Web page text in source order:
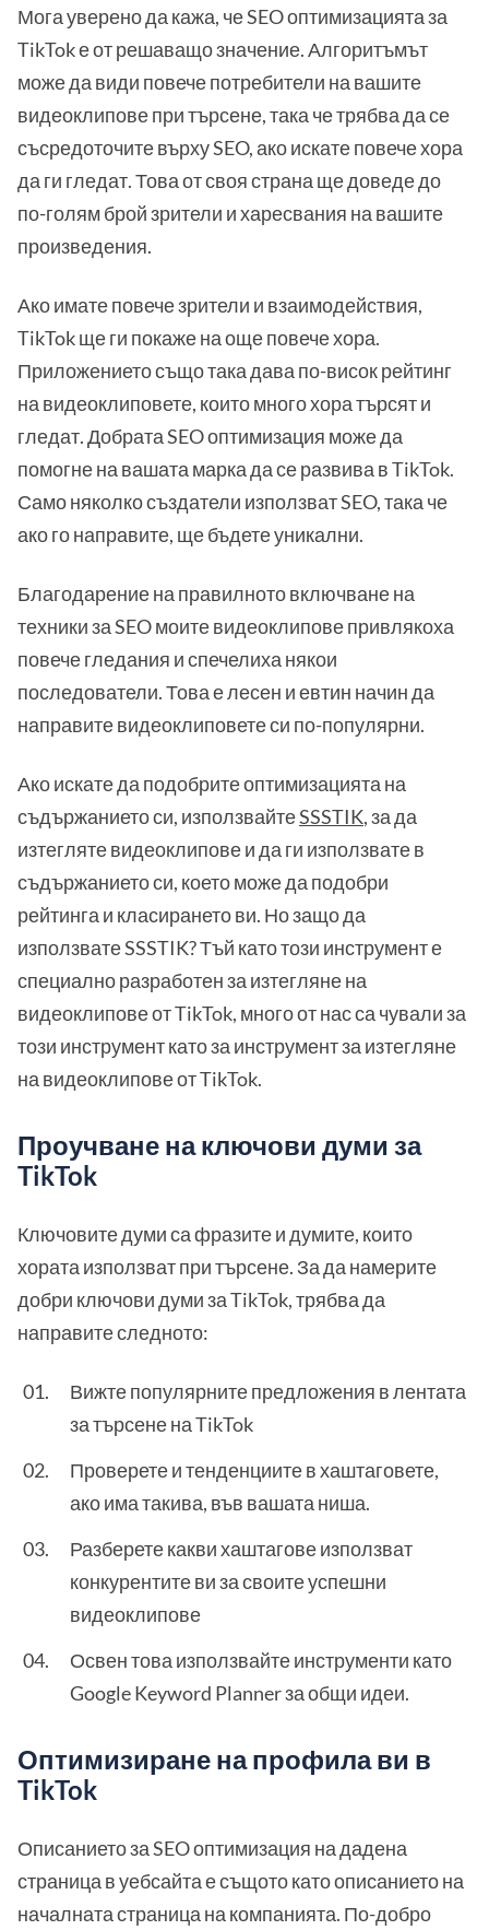
Мога уверено да кажа, че SEO оптимизацията за
TikTok е от решаващо значение. Алгоритъмът
може да види повече потребители на вашите
видеоклипове при търсене, така че трябва да се
съсредоточите върху SEO, ако искате повече хора
да ги гледат. Това от своя страна ще доведе до
по-голям брой зрители и харесвания на вашите
произведения.
Ако имате повече зрители и взаимодействия,
TikTok ще ги покаже на още повече хора.
Приложението също така дава по-висок рейтинг
на видеоклиповете, които много хора търсят и
гледат. Добрата SEO оптимизация може да
помогне на вашата марка да се развива в TikTok.
Само няколко създатели използват SEO, така че
ако го направите, ще бъдете уникални.
Благодарение на правилното включване на
техники за SEO моите видеоклипове привлякоха
повече гледания и спечелиха някои
последователи. Това е лесен и евтин начин да
направите видеоклиповете си по-популярни.
Ако искате да подобрите оптимизацията на
съдържанието си, използвайтеSSSTIK, за да
изтегляте видеоклипове и да ги използвате в
съдържанието си, което може да подобри
рейтинга и класирането ви. Но защо да
използвате SSSTIK? Тъй като този инструмент е
специално разработен за изтегляне на
видеоклипове от TikTok, много от нас са чували за
този инструмент като за инструмент за изтегляне
на видеоклипове от TikTok.
Проучване на ключови думи за
TikTok
Ключовите думи са фразите и думите, които
хората използват при търсене. За да намерите
добри ключови думи за TikTok, трябва да
направите следното:
Вижте популярните предложения в лентата
за търсене на TikTok
Проверете и тенденциите в хаштаговете,
ако има такива, във вашата ниша.
Разберете какви хаштагове използват
конкурентите ви за своите успешни
видеоклипове
Освен това използвайте инструменти като
Google Keyword Planner за общи идеи.
Оптимизиране на профила ви в
TikTok
Описанието за SEO оптимизация на дадена
страница в уебсайта е същото като описанието на
началната страница на компанията. По-добро